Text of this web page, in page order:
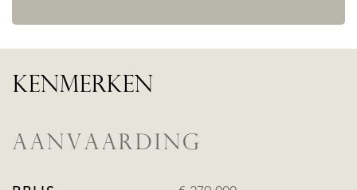
KENMERKEN
AANVAARDING